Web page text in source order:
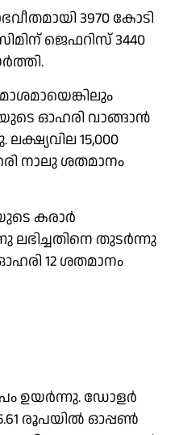
3970 കോടി
ജെഫറിസ് 3440
ഓഹരി വാങ്ങാൻ
15,000
നാലു ശതമാനം
കരാർ
ലഭിച്ചതിനെ തുടർന്നു
12 ശതമാനം
ഉയർന്നു. ഡോളർ
രൂപയിൽ ഓപ്പൺ